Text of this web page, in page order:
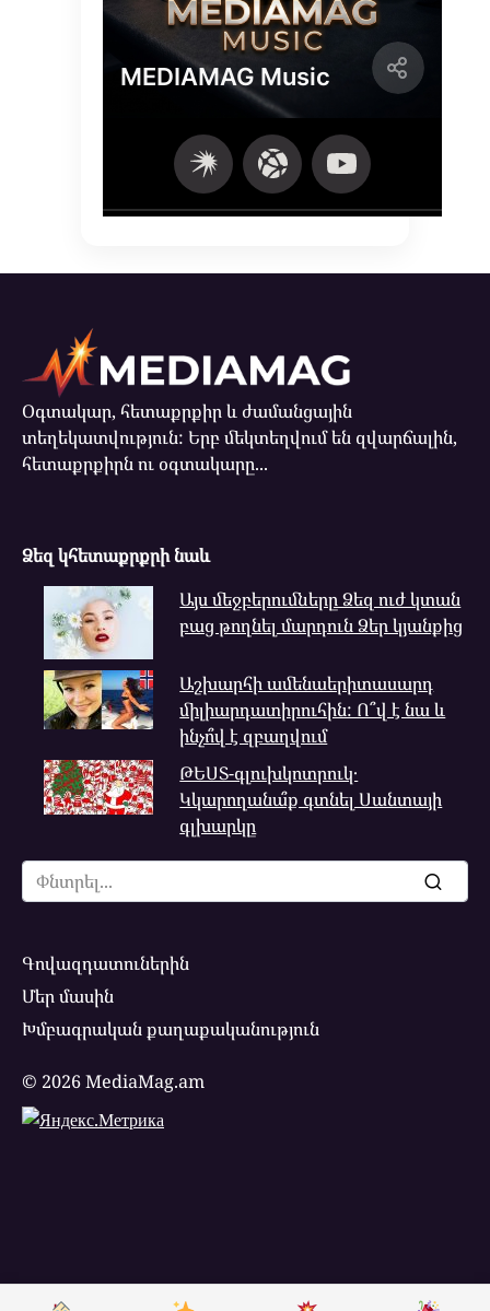
Օգտակար, հետաքրքիր և ժամանցային
տեղեկատվություն: Երբ մեկտեղվում են զվարճալին,
հետաքրքիրն ու օգտակարը...
Ձեզ կհետաքրքրի նաև
Այս մեջբերումները Ձեզ ուժ կտան
բաց թողնել մարդուն Ձեր կյանքից
Աշխարհի ամենաերիտասարդ
միլիարդատիրուհին: Ո՞վ է նա և
ինչո՞վ է զբաղվում
ԹԵՍՏ-գլուխկոտրուկ․
Կկարողանա՞ք գտնել Սանտայի
գլխարկը
Search
for:
Գովազդատուներին
Մեր մասին
Խմբագրական քաղաքականություն
© 2026 MediaMag.am